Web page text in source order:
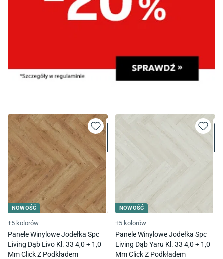
NOWOŚĆ
+5 kolorów
Panele Winylowe Jodełka Spc
Living Dąb Livo Kl. 33 4,0 + 1,0
Mm Click Z Podkładem
NOWOŚĆ
+5 kolorów
Panele Winylowe Jodełka Spc
Living Dąb Yaru Kl. 33 4,0 + 1,0
Mm Click Z Podkładem